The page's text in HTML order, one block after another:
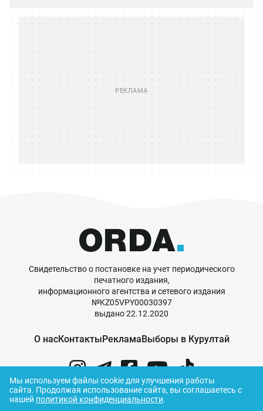
Свидетельство о постановке на учет периодического
печатного издания,
информационного агентства и сетевого издания
№KZ05VPY00030397
выдано 22.12.2020
О насКонтактыРекламаВыборы в Курултай
Мы используем файлы cookie для улучшения работы
сайта. Продолжая использование сайта, вы соглашаетесь с
нашей политикой конфиденциальности.